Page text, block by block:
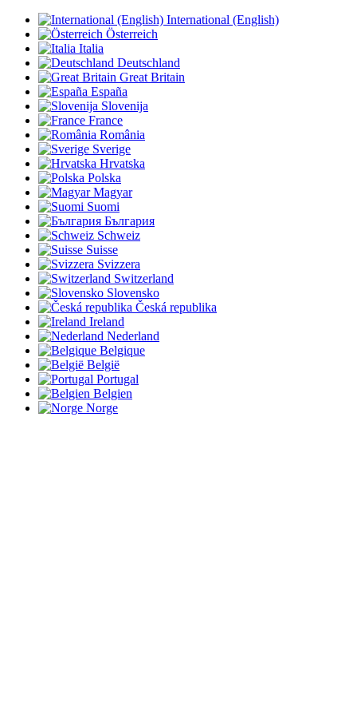
International (English)
Österreich
Italia
Deutschland
Great Britain
España
Slovenija
France
România
Sverige
Hrvatska
Polska
Magyar
Suomi
България
Schweiz
Suisse
Svizzera
Switzerland
Slovensko
Česká republika
Ireland
Nederland
Belgique
België
Portugal
Belgien
Norge